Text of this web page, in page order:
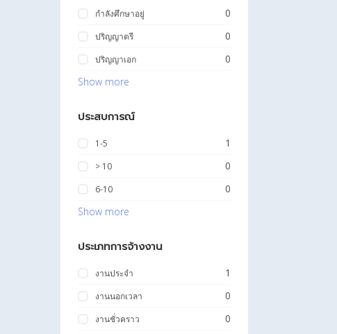
กำลังศึกษาอยู่ 0
ปริญญาตรี 0
ปริญญาเอก
0
Show more
ประสบการณ์
1-5 1
> 10 0
6-10
0
Show more
ประเภทการจ้างงาน
งานประจำ 1
งานนอกเวลา 0
งานชั่วคราว
0